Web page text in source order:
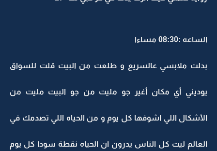
الساعه :08:30 مساءا
بدلت ملابسي عالسريع و طلعت من البيت قلت للسواق
يوديني أي مكان أغير جو مليت من جو البيت مليت من
الأشكال اللي اشوفها كل يوم و من الحياه اللي تصدمك في
العالم ليت كل الناس يدرون ان الحياه نقطة سودا كل يوم